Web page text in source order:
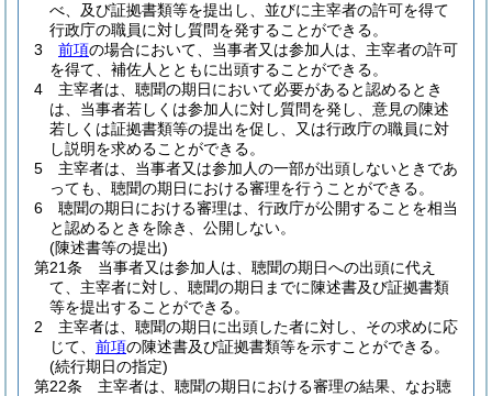
べ、及び証拠書類等を提出し、並びに主宰者の許可を得て
行政庁の職員に対し質問を発することができる。
3
前項の場合において、当事者又は参加人は、主宰者の許可
を得て、補佐人とともに出頭することができる。
4
主宰者は、聴聞の期日において必要があると認めるとき
は、当事者若しくは参加人に対し質問を発し、意見の陳述
若しくは証拠書類等の提出を促し、又は行政庁の職員に対
し説明を求めることができる。
5
主宰者は、当事者又は参加人の一部が出頭しないときであ
っても、聴聞の期日における審理を行うことができる。
6
聴聞の期日における審理は、行政庁が公開することを相当
と認めるときを除き、公開しない。
(陳述書等の提出)
第21条
当事者又は参加人は、聴聞の期日への出頭に代え
て、主宰者に対し、聴聞の期日までに陳述書及び証拠書類
等を提出することができる。
2
主宰者は、聴聞の期日に出頭した者に対し、その求めに応
じて、 前項の陳述書及び証拠書類等を示すことができる。
(続行期日の指定)
第22条
主宰者は、聴聞の期日における審理の結果、なお聴